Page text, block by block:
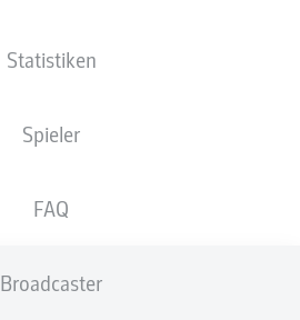
Statistiken
Spieler
FAQ
Broadcaster
0 0